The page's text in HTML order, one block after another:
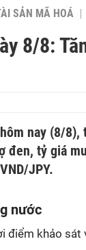
SẢN MÃ HOÁ
8/8:
nay (8/
đen, tỷ giá
JPY.
nước
điểm khảo sát